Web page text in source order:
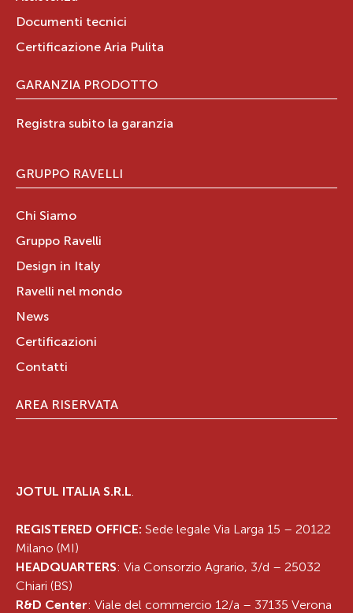
Documenti tecnici
Certificazione Aria Pulita
GARANZIA PRODOTTO
Registra subito la garanzia
GRUPPO RAVELLI
Chi Siamo
Gruppo Ravelli
Design in Italy
Ravelli nel mondo
News
Certificazioni
Contatti
AREA RISERVATA
JOTUL ITALIA S.R.L.
REGISTERED OFFICE: Sede legale Via Larga 15 – 20122
Milano (MI)
HEADQUARTERS: Via Consorzio Agrario, 3/d – 25032
Chiari (BS)
R&D Center: Viale del commercio 12/a – 37135 Verona